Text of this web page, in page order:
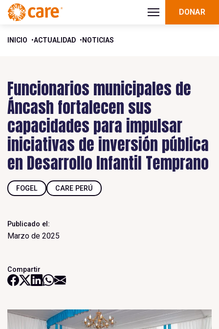
DONAR
INICIO ACTUALIDAD NOTICIAS
Funcionarios municipales de
Áncash fortalecen sus
capacidades para impulsar
iniciativas de inversión pública
en Desarrollo Infantil Temprano
FOGEL CARE PERÚ
Publicado el:
Marzo de 2025
Compartir